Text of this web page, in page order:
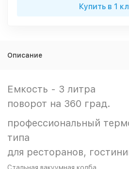
Купить в 1
Описание
Емкость - 3 литра
поворот на 360 град.
профессиональный
типа
для ресторанов,